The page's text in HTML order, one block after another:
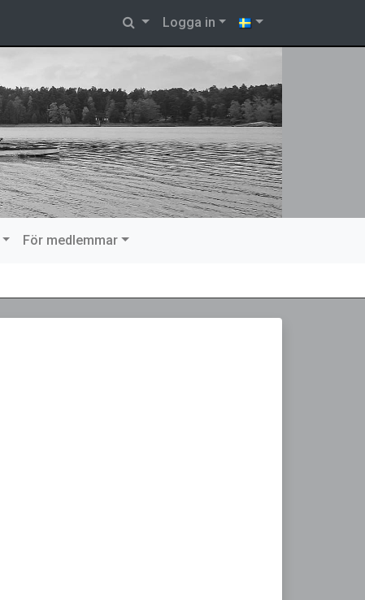
Logga in
För medlemmar